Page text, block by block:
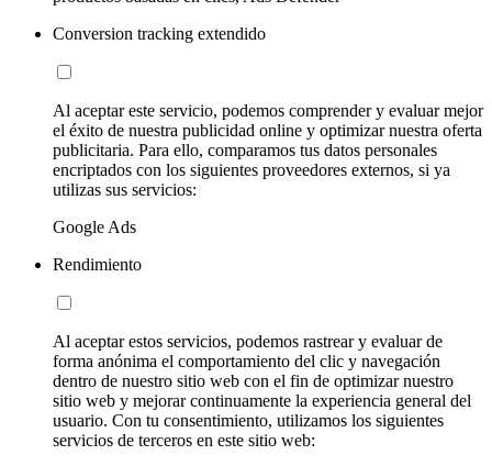
Conversion tracking extendido
Al aceptar este servicio, podemos comprender y evaluar mejor
el éxito de nuestra publicidad online y optimizar nuestra oferta
publicitaria. Para ello, comparamos tus datos personales
encriptados con los siguientes proveedores externos, si ya
utilizas sus servicios:
Google Ads
Rendimiento
Al aceptar estos servicios, podemos rastrear y evaluar de
forma anónima el comportamiento del clic y navegación
dentro de nuestro sitio web con el fin de optimizar nuestro
sitio web y mejorar continuamente la experiencia general del
usuario. Con tu consentimiento, utilizamos los siguientes
servicios de terceros en este sitio web: